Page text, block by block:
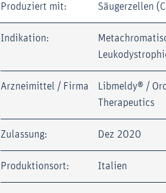
Produziert mit: Säugerzellen
Indikation:
Arzneimittel / Firma
Libmeldy® /
Therapeutics
Zulassung: Dez 2020
Produktionsort: Italien